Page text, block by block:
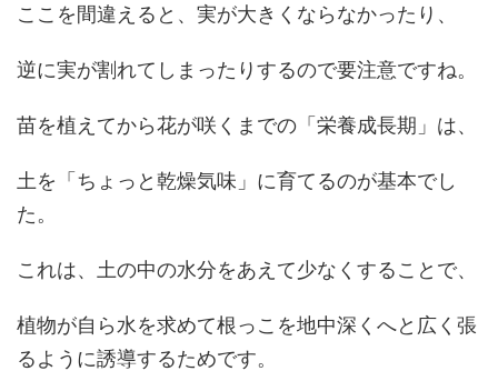
ここを間違えると、実が大きくならなかったり、
逆に実が割れてしまったりするので要注意ですね。
苗を植えてから花が咲くまでの「栄養成長期」は、
土を「ちょっと乾燥気味」に育てるのが基本でし
た。
これは、土の中の水分をあえて少なくすることで、
植物が自ら水を求めて根っこを地中深くへと広く張
るように誘導するためです。